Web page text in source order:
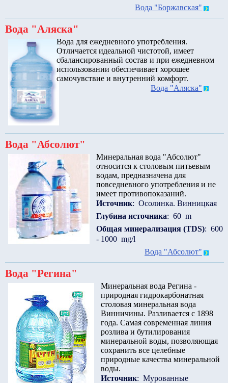
Вода "Боржавская"
Вода "Аляска"
Вода для ежедневного употребления.
Отличается идеальной чистотой, имеет
сбалансированный состав и при ежедневном
использовании обеспечивает хорошее
самочувствие и внутренний комфорт.
Вода "Аляска"
Вода "Абсолют"
Минеральная вода "Абсолют"
относится к столовым питьевым
водам, предназначена для
повседневного употребления и не
имеет противопоказаний.
Источник: Осолинка. Винницкая
Глубина источника: 60 m
Общая минерализация (TDS): 600
- 1000 mg/l
Вода "Абсолют"
Вода "Регина"
Минеральная вода Регина -
природная гидрокарбонатная
столовая минеральная вода
Винничины. Разливается с 1898
года. Самая современная линия
розлива и бутилирования
минеральной воды, позволяющая
сохранить все целебные
природные качества минеральной
воды.
Источник: Мурованные